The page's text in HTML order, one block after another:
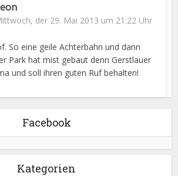
der 29. Mai 2013 um 21:22 Uhr
So eine geile Achterbahn und dann
Park hat mist gebaut denn Gerstlauer
und soll ihren guten Ruf behalten!
Facebook
Kategorien